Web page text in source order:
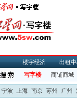
楼宇经济 出租
写字楼
商铺商城
宁波 上海 南京 苏州 广州